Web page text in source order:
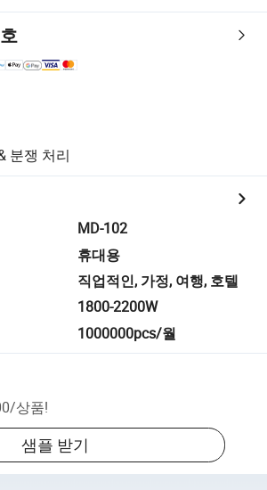
분쟁 처리
MD-102
휴대용
직업적인, 가정, 여행, 호텔
1800-2200W
1000000pcs/월
/상품!
샘플 받기